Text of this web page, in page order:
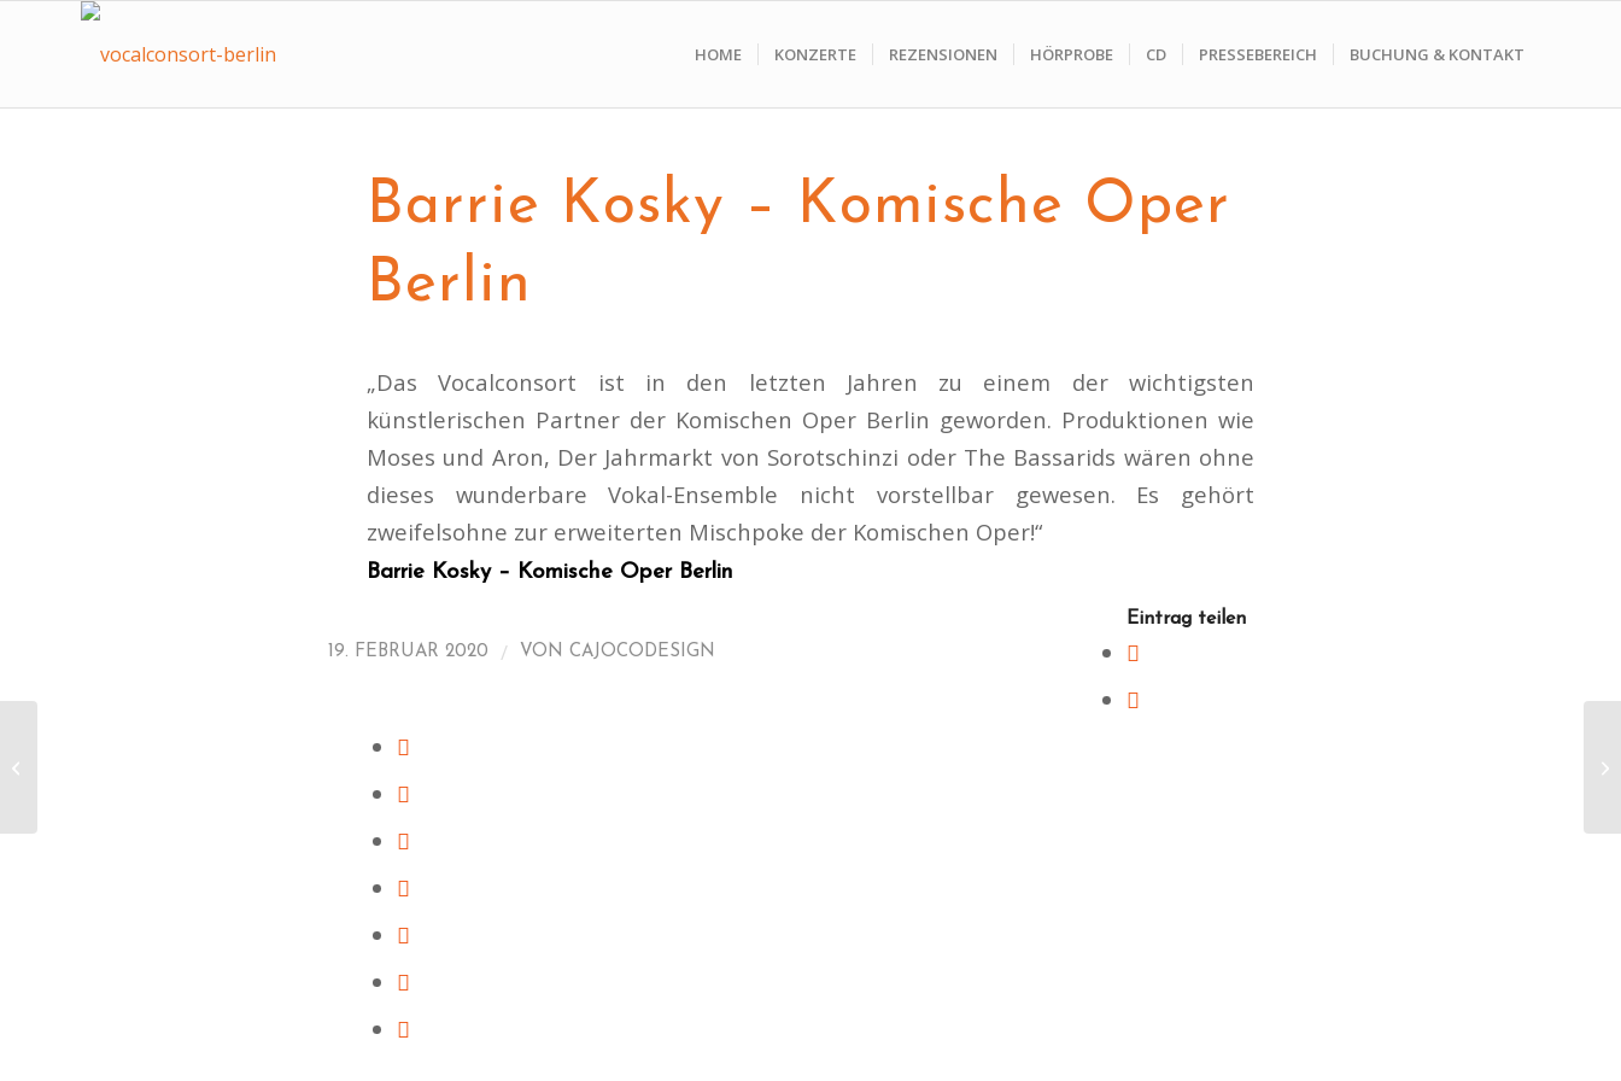
HOME KONZERTE REZENSIONEN HÖRPROBE CD PRESSEBEREICH BUCHUNG & KONTAKT
Barrie Kosky – Komische Oper
Berlin
„Das Vocalconsort ist in den letzten Jahren zu einem der wichtigsten
künstlerischen Partner der Komischen Oper Berlin geworden. Produktionen wie
Moses und Aron, Der Jahrmarkt von Sorotschinzi oder The Bassarids wären ohne
dieses wunderbare Vokal-Ensemble nicht vorstellbar gewesen. Es gehört
zweifelsohne zur erweiterten Mischpoke der Komischen Oper!“
Barrie Kosky – Komische Oper Berlin
19. FEBRUAR 2020 / VON CAJOCODESIGN
Eintrag teilen